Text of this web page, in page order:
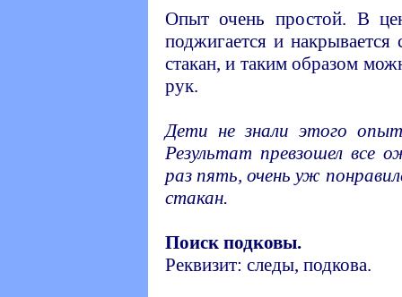
Опыт очень простой. В
поджигается и накрывается
стакан, и таким образом
рук.
Дети не знали этого
Результат превзошел все
раз пять, очень уж
стакан.
Поиск подковы.
Реквизит: следы, подкова.